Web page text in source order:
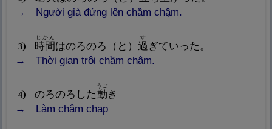
Người già đứng lên chầm chậm.
3 時間
じかん
はのろのろ（と）過
す
ぎていった。
Thời gian trôi chầm chậm.
4 のろのろした動
うご
き
Làm chậm chạp